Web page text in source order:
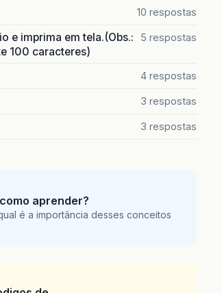
10 respostas
e imprima em tela.(Obs.:
100 caracteres)
5 respostas
4 respostas
3 respostas
3 respostas
aprender?
é a importância desses conceitos